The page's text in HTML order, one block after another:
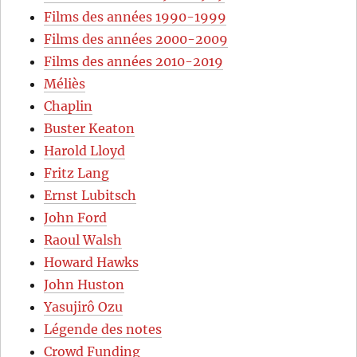
Films des années 1990-1999
Films des années 2000-2009
Films des années 2010-2019
Méliès
Chaplin
Buster Keaton
Harold Lloyd
Fritz Lang
Ernst Lubitsch
John Ford
Raoul Walsh
Howard Hawks
John Huston
Yasujirô Ozu
Légende des notes
Crowd Funding